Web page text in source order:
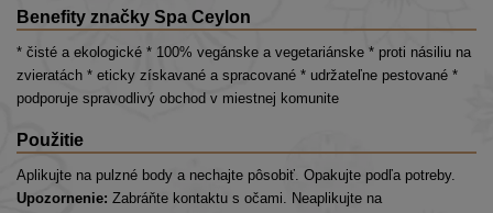
Benefity značky Spa Ceylon
* čisté a ekologické * 100% vegánske a vegetariánske * proti násiliu na
zvieratách * eticky získavané a spracované * udržateľne pestované *
podporuje spravodlivý obchod v miestnej komunite
Použitie
Aplikujte na pulzné body a nechajte pôsobiť. Opakujte podľa potreby.
Upozornenie: Zabráňte kontaktu s očami. Neaplikujte na